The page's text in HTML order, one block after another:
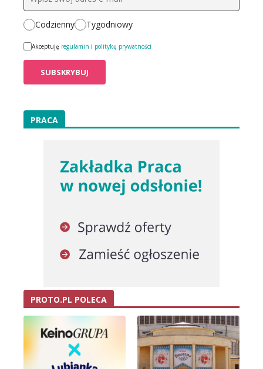
Codzienny Tygodniowy
Akceptuję regulamin i politykę prywatności
PRACA
PROTO.PL POLECA